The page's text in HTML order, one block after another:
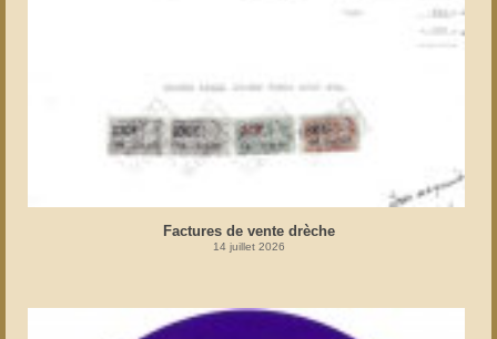
Factures de vente drèche
14 juillet 2026